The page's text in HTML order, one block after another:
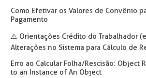
Como Efetivar os Valores de Convênio
Pagamento
⚠️ Orientações Crédito do Trabalhador
Alterações no Sistema para Cálculo de
Erro ao Calcular Folha/Rescisão: Object
to an Instance of An Object